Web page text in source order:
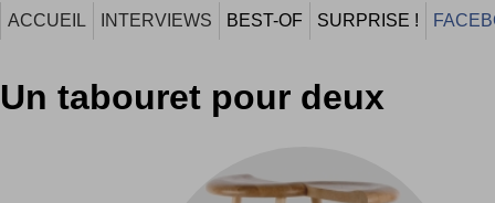
ACCUEIL INTERVIEWS BEST-OF SURPRISE !
Un tabouret pour deux